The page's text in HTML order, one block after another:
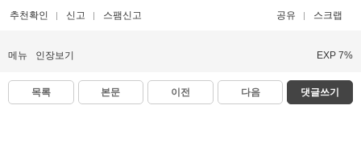
추천확인 신고 스팸신고 공유 스크랩
메뉴 인장보기 EXP 7%
목록 본문 이전 다음 댓글쓰기